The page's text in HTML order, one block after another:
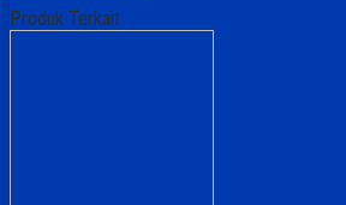
Produk Terkait